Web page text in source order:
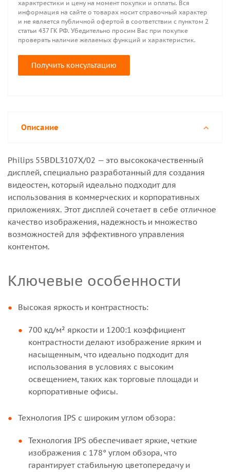
характрестики и цену на момент покупки и оплаты. Вся
информация на сайте о товарах носит справочный характер
и не является публичной офертой в соответствии с пунктом 2
статьи 437 ГК РФ. Убедительно просим Вас при покупке
проверять наличие желаемых функций и характеристик.
Получить консультацию
Описание
Philips 55BDL3107X/02 — это высококачественный
дисплей, специально разработанный для создания
видеостен, который идеально подходит для
использования в коммерческих и корпоративных
приложениях. Этот дисплей сочетает в себе отличное
качество изображения, надежность и множество
возможностей для эффективного управления
контентом.
Ключевые особенности
Высокая яркость и контрастность:
700 кд/м² яркости и 1200:1 коэффициент
контрастности делают изображение ярким и
насыщенным, что идеально подходит для
использования в условиях с высоким
освещением, таких как торговые площади и
корпоративные офисы.
Технология IPS с широким углом обзора:
Технология IPS обеспечивает яркие, четкие
изображения с 178° углом обзора, что
гарантирует стабильную цветопередачу и